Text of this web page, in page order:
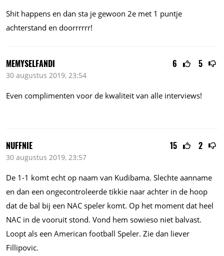
Shit happens en dan sta je gewoon 2e met 1 puntje
achterstand en doorrrrrr!
6 5
MEMYSELFANDI
30 augustus 2019, 23:54
Even complimenten voor de kwaliteit van alle interviews!
15 2
NUFFNIE
30 augustus 2019, 23:57
De 1-1 komt echt op naam van Kudibama. Slechte aanname
en dan een ongecontroleerde tikkie naar achter in de hoop
dat de bal bij een NAC speler komt. Op het moment dat heel
NAC in de vooruit stond. Vond hem sowieso niet balvast.
Loopt als een American football Speler. Zie dan liever
Fillipovic.